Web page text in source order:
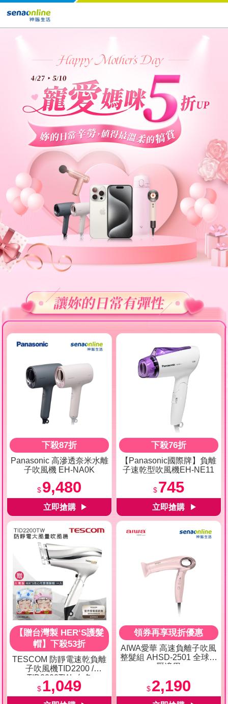
下殺87折
Panasonic 高滲透奈米水離
子吹風機 EH-NA0K
$9,480
下殺76折
【Panasonic國際牌】負離
子速乾型吹風機EH-NE11
$745
【贈台灣製 HER‘S護髮
帽】下殺53折
TESCOM 防靜電速乾負離
子吹風機TID2200 /
TID2200TW -白色
$ 1,049
領券再享現折優惠
AIWA愛華 高速負離子吹風
整髮組 AHSD-2501 全球電
壓適用
$2,190